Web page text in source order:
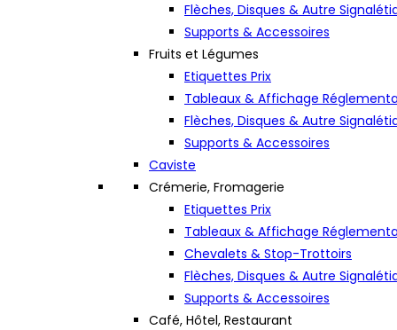
Flèches, Disques & Autre
Supports & Accessoires
Fruits et Légumes
Etiquettes Prix
Tableaux & Affichage
Flèches, Disques & Autre
Supports & Accessoires
Caviste
Crémerie, Fromagerie
Etiquettes Prix
Tableaux & Affichage
Chevalets & Stop-Trottoirs
Flèches, Disques & Autre
Supports & Accessoires
Café, Hôtel, Restaurant